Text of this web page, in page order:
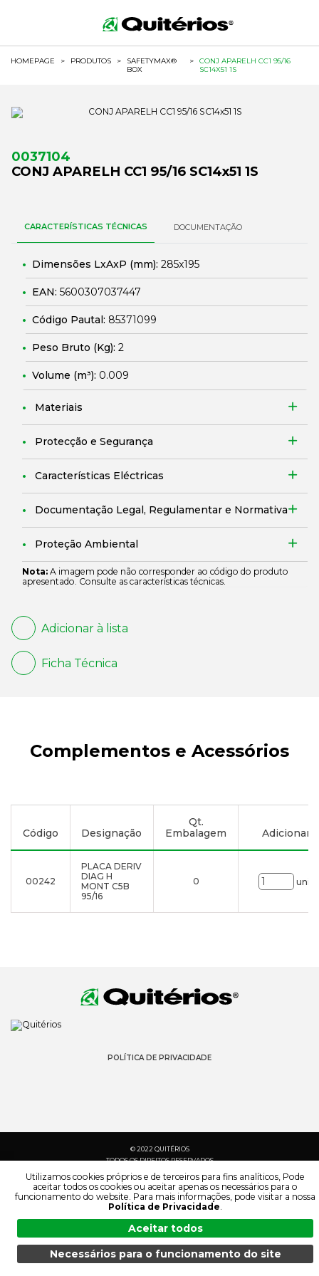
HOMEPAGE > PRODUTOS >
SAFETYMAX®
BOX
>
CONJ APARELH CC1 95/16
SC14X51 1S
0037104
CONJ APARELH CC1 95/16 SC14x51 1S
CARACTERÍSTICAS TÉCNICAS DOCUMENTAÇÃO
Dimensões LxAxP (mm): 285x195
EAN: 5600307037447
Código Pautal: 85371099
Peso Bruto (Kg): 2
Volume (m³): 0.009
Materiais
Protecção e Segurança
Características Eléctricas
Documentação Legal, Regulamentar e Normativa
Proteção Ambiental
Nota: A imagem pode não corresponder ao código do produto
apresentado. Consulte as características técnicas.
Adicionar à lista
Ficha Técnica
Complementos e Acessórios
Código Designação
Qt.
Embalagem
Adicionar
00242
PLACA DERIV
DIAG H
MONT C5B
95/16
0 uni.
POLÍTICA DE PRIVACIDADE
© 2022 QUITÉRIOS
TODOS OS DIREITOS RESERVADOS
MENU PESQUISA PRODUTOS PT
Utilizamos cookies próprios e de terceiros para fins analíticos, Pode
aceitar todos os cookies ou aceitar apenas os necessários para o
funcionamento do website. Para mais informações, pode visitar a nossa
Política de Privacidade.
Aceitar todos
Necessários para o funcionamento do site